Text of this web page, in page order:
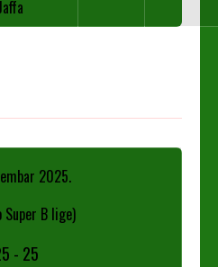
2025.
Super B lige)
- 25